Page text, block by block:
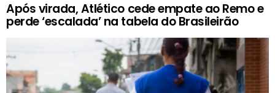
Após virada, Atlético cede empate ao Remo e
perde ‘escalada’ na tabela do Brasileirão